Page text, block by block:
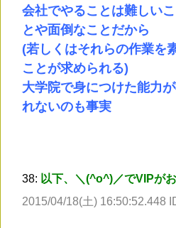
会社でやることは難しい
とや面倒なことだから
(若しくはそれらの作業を
ことが求められる)
大学院で身につけた能力
れないのも事実
38: 以下、＼(^o^)／でVIPが
2015/04/18(土) 16:50:52.448